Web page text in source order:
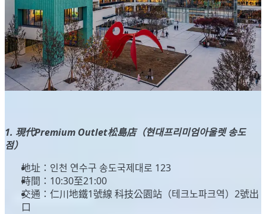
1. 現代Premium Outlet松島店（현대프리미엄아울렛 송도
점）
地址：인천 연수구 송도국제대로 123
時間：10:30至21:00
交通：仁川地鐵1號線 科技公園站（테크노파크역）2號出
口